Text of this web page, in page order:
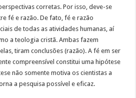
corretas. Por isso, deve-se
fé e razão. De fato, fé e razão
de todas as atividades humanas, aí
a teologia cristã. Ambas fazem
tiram conclusões (razão). A fé em ser
compreensível constitui uma hipótese
não somente motiva os cientistas a
a pesquisa possível e eficaz.